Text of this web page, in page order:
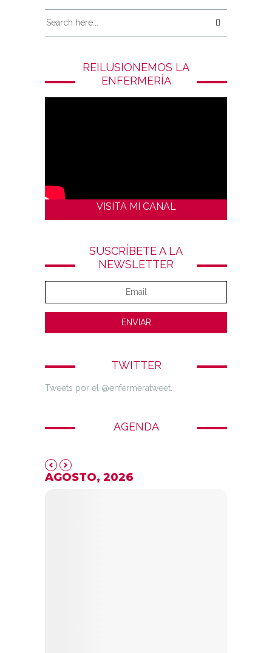
REILUSIONEMOS LA
ENFERMERÍA
VISITA MI CANAL
SUSCRÍBETE A LA
NEWSLETTER
TWITTER
Tweets por el @enfermeratweet.
AGENDA
AGOSTO, 2026